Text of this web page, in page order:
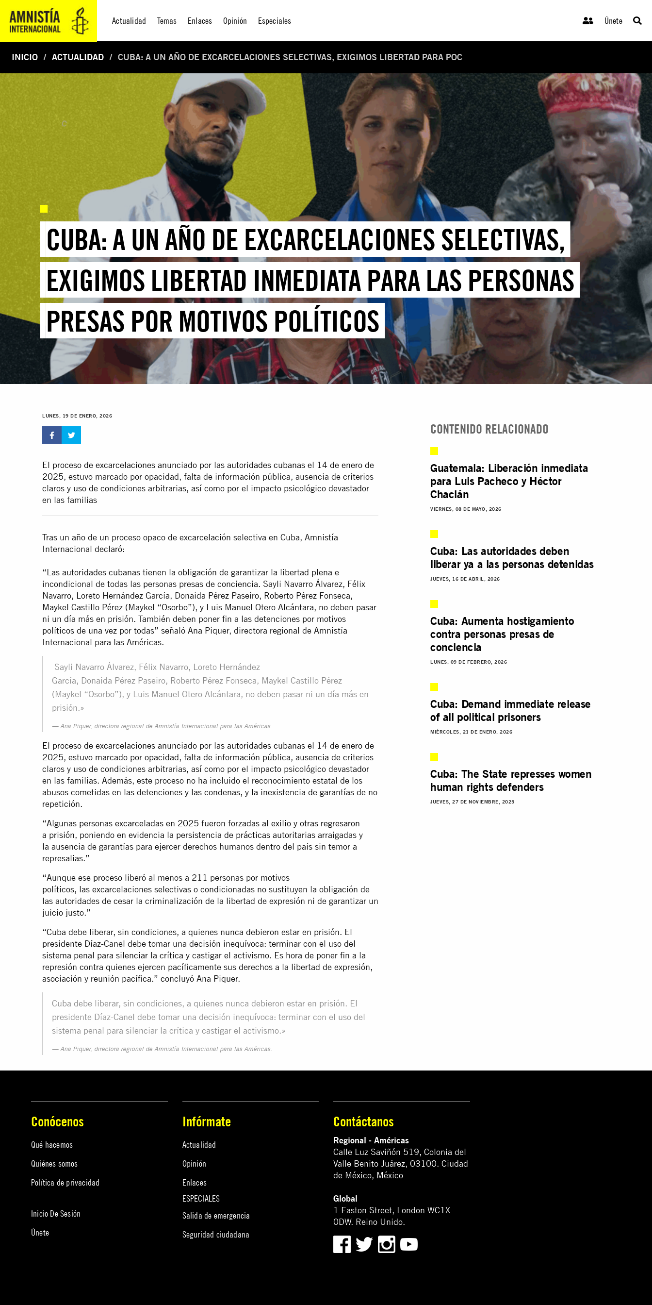
Actualidad Temas Enlaces Opinión Especiales Únete
INICIO ACTUALIDAD CUBA: A UN AÑO DE EXCARCELACIONES SELECTIVAS, EXIGIMOS LIBERTAD PARA POC
CUBA: A UN AÑO DE EXCARCELACIONES SELECTIVAS,
EXIGIMOS LIBERTAD INMEDIATA PARA LAS PERSONAS
PRESAS POR MOTIVOS POLÍTICOS
LUNES, 19 DE ENERO, 2026
El proceso de excarcelaciones anunciado por las autoridades cubanas el 14 de enero de
2025, estuvo marcado por opacidad, falta de información pública, ausencia de criterios
claros y uso de condiciones arbitrarias, así como por el impacto psicológico devastador
en las familias
Tras un año de un proceso opaco de excarcelación selectiva en Cuba, Amnistía
Internacional declaró:
“Las autoridades cubanas tienen la obligación de garantizar la libertad plena e
incondicional de todas las personas presas de conciencia. Sayli Navarro Álvarez, Félix
Navarro, Loreto Hernández García, Donaida Pérez Paseiro, Roberto Pérez Fonseca,
Maykel Castillo Pérez (Maykel “Osorbo”), y Luis Manuel Otero Alcántara, no deben pasar
ni un día más en prisión. También deben poner fin a las detenciones por motivos
políticos de una vez por todas” señaló Ana Piquer, directora regional de Amnistía
Internacional para las Américas.
Sayli Navarro Álvarez, Félix Navarro, Loreto Hernández
García, Donaida Pérez Paseiro, Roberto Pérez Fonseca, Maykel Castillo Pérez
(Maykel “Osorbo”), y Luis Manuel Otero Alcántara, no deben pasar ni un día más en
prisión.»
Ana Piquer, directora regional de Amnistía Internacional para las Américas.
El proceso de excarcelaciones anunciado por las autoridades cubanas el 14 de enero de
2025, estuvo marcado por opacidad, falta de información pública, ausencia de criterios
claros y uso de condiciones arbitrarias, así como por el impacto psicológico devastador
en las familias. Además, este proceso no ha incluido el reconocimiento estatal de los
abusos cometidas en las detenciones y las condenas, y la inexistencia de garantías de no
repetición.
“Algunas personas excarceladas en 2025 fueron forzadas al exilio y otras regresaron
a prisión, poniendo en evidencia la persistencia de prácticas autoritarias arraigadas y
la ausencia de garantías para ejercer derechos humanos dentro del país sin temor a
represalias.”
“Aunque ese proceso liberó al menos a 211 personas por motivos
políticos, las excarcelaciones selectivas o condicionadas no sustituyen la obligación de
las autoridades de cesar la criminalización de la libertad de expresión ni de garantizar un
juicio justo.”
“Cuba debe liberar, sin condiciones, a quienes nunca debieron estar en prisión. El
presidente Díaz-Canel debe tomar una decisión inequívoca: terminar con el uso del
sistema penal para silenciar la crítica y castigar el activismo. Es hora de poner fin a la
represión contra quienes ejercen pacíficamente sus derechos a la libertad de expresión,
asociación y reunión pacífica.” concluyó Ana Piquer.
Cuba debe liberar, sin condiciones, a quienes nunca debieron estar en prisión. El
presidente Díaz-Canel debe tomar una decisión inequívoca: terminar con el uso del
sistema penal para silenciar la crítica y castigar el activismo.»
Ana Piquer, directora regional de Amnistía Internacional para las Américas.
CONTENIDO RELACIONADO
Guatemala: Liberación inmediata
para Luis Pacheco y Héctor
Chaclán
VIERNES, 08 DE MAYO, 2026
Cuba: Las autoridades deben
liberar ya a las personas detenidas
JUEVES, 16 DE ABRIL, 2026
Cuba: Aumenta hostigamiento
contra personas presas de
conciencia
LUNES, 09 DE FEBRERO, 2026
Cuba: Demand immediate release
of all political prisoners
MIÉRCOLES, 21 DE ENERO, 2026
Cuba: The State represses women
human rights defenders
JUEVES, 27 DE NOVIEMBRE, 2025
Conócenos
Qué hacemos
Quiénes somos
Política de privacidad
Inicio De Sesión
Únete
Infórmate
Actualidad
Opinión
Enlaces
ESPECIALES
Salida de emergencia
Seguridad ciudadana
Contáctanos
Regional - Américas
Calle Luz Saviñón 519, Colonia del
Valle Benito Juárez, 03100. Ciudad
de México, México
Global
1 Easton Street, London WC1X
0DW. Reino Unido.